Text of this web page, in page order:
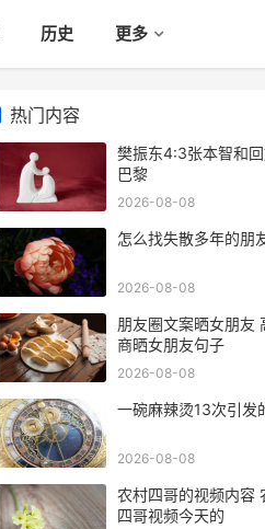
历史 更多
热门内容
樊振东4:3张本智和
巴黎
2026-08-08
怎么找失散多年的朋
2026-08-08
朋友圈文案晒女朋友
商晒女朋友句子
2026-08-08
一碗麻辣烫13次引发
2026-08-08
农村四哥的视频内容
四哥视频今天的